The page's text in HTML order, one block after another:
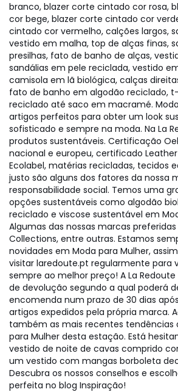
branco, blazer corte cintado cor rosa,
cor bege, blazer corte cintado cor
cintado cor vermelho, calções largos,
vestido em malha, top de alças finas,
presilhas, fato de banho de alças,
sandálias em pele reciclada, vestido
camisola em lã biológica, calças
fato de banho em algodão reciclado,
reciclado até saco em macramé.
artigos perfeitos para obter um look
sofisticado e sempre na moda. Na La
produtos sustentáveis. Certificação
nacional e europeu, certificado
Ecolabel, matérias recicladas, tecidos
justo são alguns dos fatores da nossa
responsabilidade social. Temos uma
opções sustentáveis como algodão
reciclado e viscose sustentável em
Algumas das nossas marcas preferidas
Collections, entre outras. Estamos
novidades em Moda para Mulher,
visitar laredoute.pt regularmente para
sempre ao melhor preço! A La
de devolução segundo a qual poderá
encomenda num prazo de 30 dias
artigos expedidos pela própria marca.
também as mais recentes tendências
para Mulher desta estação. Está
vestido de noite de cavas comprido
um vestido com mangas borboleta
Descubra os nossos conselhos e
perfeita no blog Inspiração!